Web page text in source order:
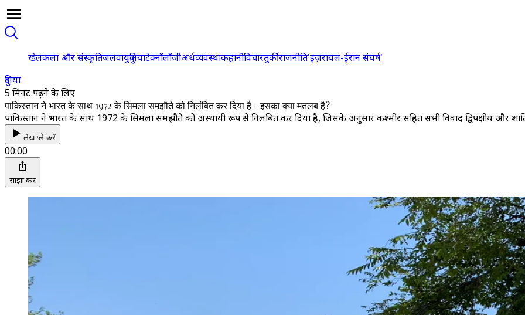
खेलकला और संस्कृतिजलवायुदुनियाटेक्नॉलॉजीअर्थव्यवस्थाकहानीविचारतुर्कीराजनीति'इज़रायल-ईरान संघर्ष'
दुनिया
5 मिनट पढ़ने के लिए
पाकिस्तान ने भारत के साथ 1972 के सिमला समझौते को निलंबित कर दिया है। इसका क्या मतलब है?
पाकिस्तान ने भारत के साथ 1972 के सिमला समझौते को अस्थायी रूप से निलंबित कर दिया है, जिसके अनुसार कश्मीर सहित सभी विवाद द्विपक्षीय और
लेख प्ले करें
00:00
साझा करें